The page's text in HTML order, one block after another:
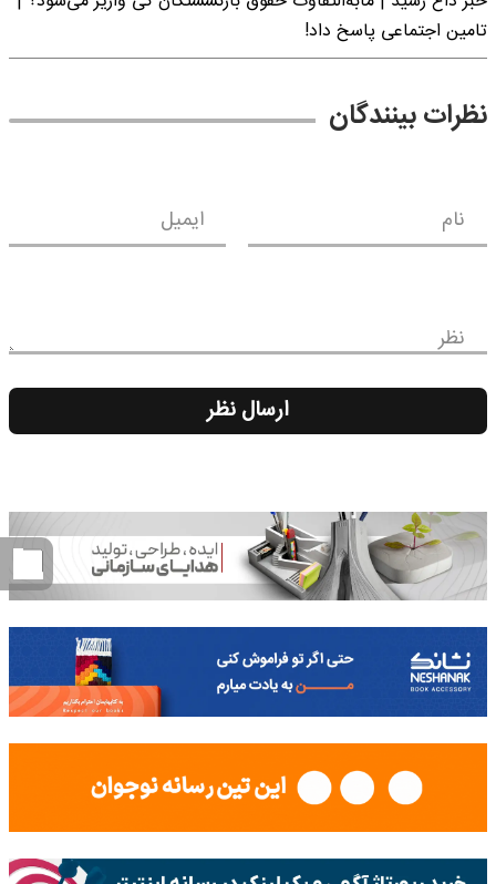
تامین اجتماعی پاسخ داد!
نظرات بینندگان
نام ایمیل
نظر
ارسال نظر